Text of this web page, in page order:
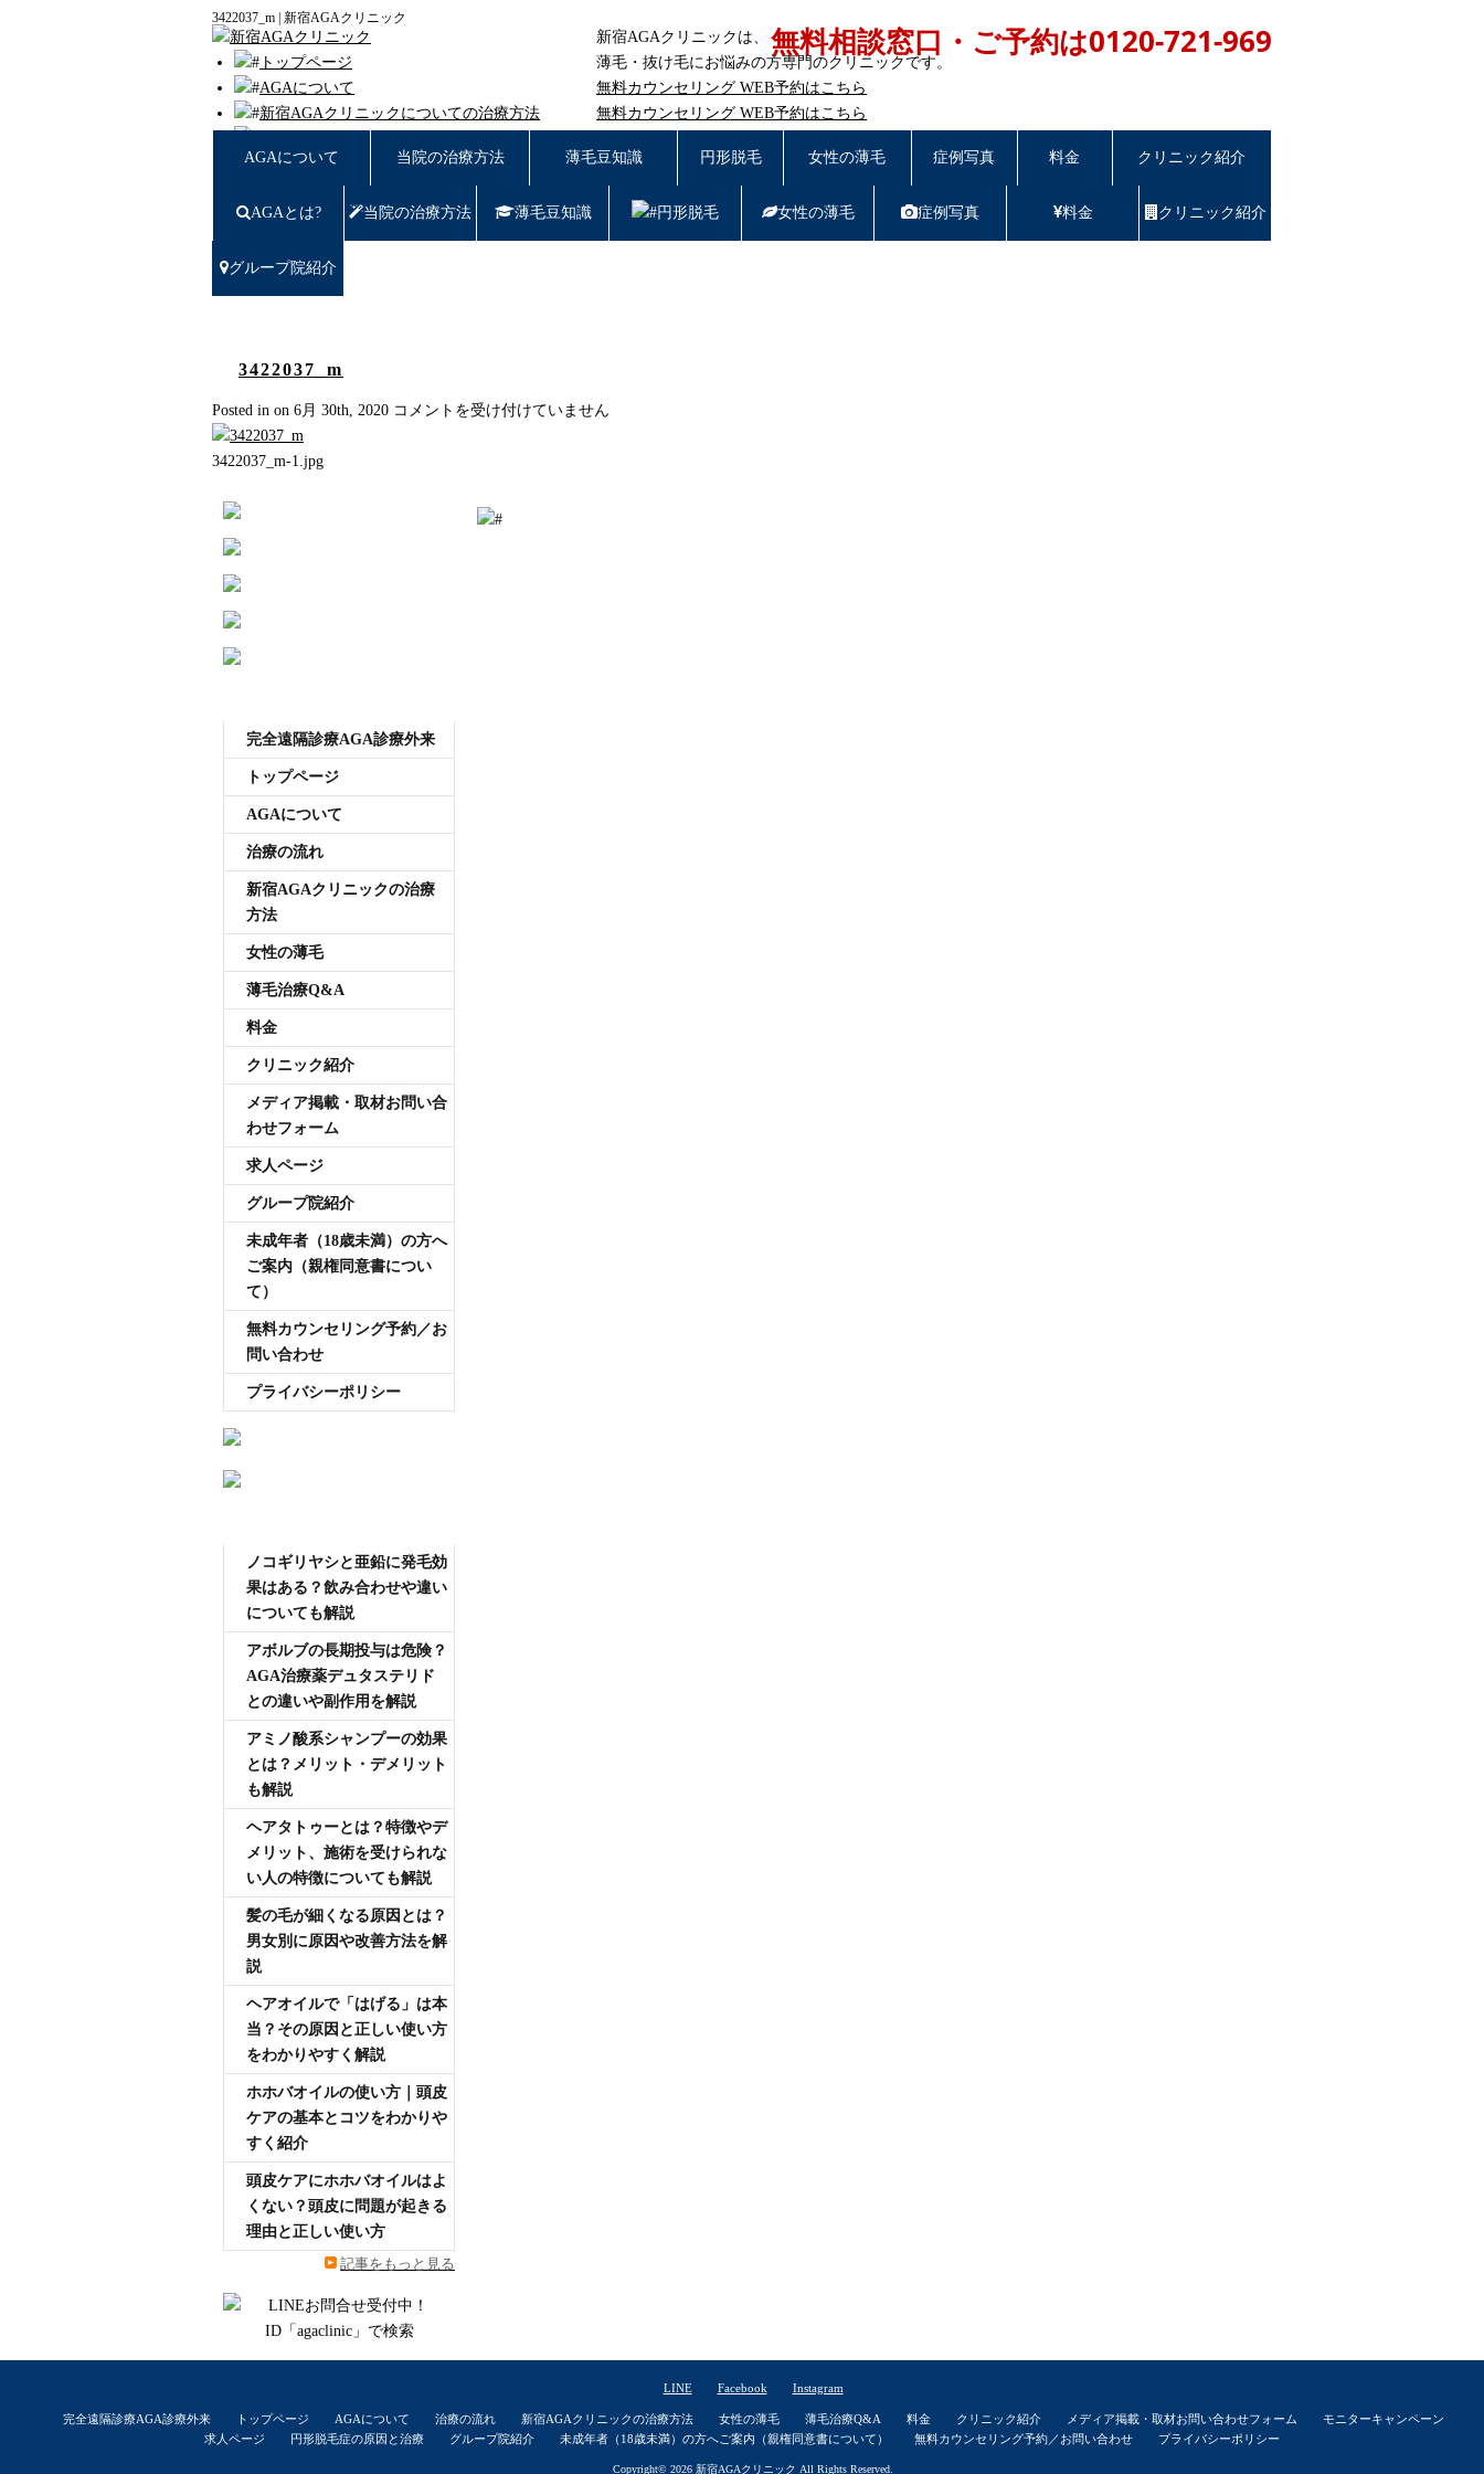
3422037_m | 新宿AGAクリニック
トップページ
AGAについて
新宿AGAクリニックについての治療方法
円形脱毛
症例写真
治療の流れ
無料カウンセリング WEB予約はこちら／お問
プライバシーポリシー
無料相談窓口
ご予約はこちら
受付時間11:00~20:00 年中無休
無料相談窓口・ご予約は0120-721-969
新宿AGAクリニックは、
薄毛・抜け毛にお悩みの方専門のクリニックです。
無料カウンセリング WEB予約はこちら
無料カウンセリング WEB予約はこちら
AGAについて
当院の治療方法 薄毛豆知識 円形脱毛 女性の薄毛 症例写真 料金 クリニック紹介
AGAとは? 当院の治療方法 薄毛豆知識 円形脱毛 女性の薄毛 症例写真 料金 クリニック紹介
グループ院紹介
3422037_m
Posted in on 6月 30th, 2020 3422037_m
コメントを受け付けていません
3422037_m-1.jpg
完全遠隔診療AGA診療外来
トップページ
AGAについて
治療の流れ
新宿AGAクリニックの治療
方法
女性の薄毛
薄毛治療Q&A
料金
クリニック紹介
メディア掲載・取材お問い合
わせフォーム
求人ページ
グループ院紹介
未成年者（18歳未満）の方へ
ご案内（親権同意書につい
て）
無料カウンセリング予約／お
問い合わせ
プライバシーポリシー
ノコギリヤシと亜鉛に発毛効
果はある？飲み合わせや違い
についても解説
アボルブの長期投与は危険？
AGA治療薬デュタステリド
との違いや副作用を解説
アミノ酸系シャンプーの効果
とは？メリット・デメリット
も解説
ヘアタトゥーとは？特徴やデ
メリット、施術を受けられな
い人の特徴についても解説
髪の毛が細くなる原因とは？
男女別に原因や改善方法を解
説
ヘアオイルで「はげる」は本
当？その原因と正しい使い方
をわかりやすく解説
ホホバオイルの使い方｜頭皮
ケアの基本とコツをわかりや
すく紹介
頭皮ケアにホホバオイルはよ
くない？頭皮に問題が起きる
理由と正しい使い方
記事をもっと見る
LINE Facebook Instagram
完全遠隔診療AGA診療外来 トップページ AGAについて 治療の流れ 新宿AGAクリニックの治療方法 女性の薄毛 薄毛治療Q&A 料金 クリニック紹介 メディア掲載・取材お問い合わせフォーム
モニターキャンペーン
求人ページ
円形脱毛症の原因と治療 グループ院紹介 未成年者（18歳未満）の方へご案内（親権同意書について） 無料カウンセリング予約／お問い合わせ プライバシーポリシー
Copyright© 2026 新宿AGAクリニック All Rights Reserved.